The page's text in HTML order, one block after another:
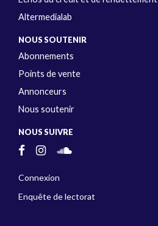
Altermedialab
NOUS SOUTENIR
Abonnements
Points de vente
Annonceurs
Nous soutenir
NOUS SUIVRE
Connexion
Enquête de lectorat